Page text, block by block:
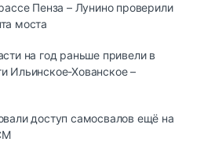
Пенза – Лунино проверили
моста
на год раньше привели в
Ильинское-Хованское –
доступ самосвалов ещё на